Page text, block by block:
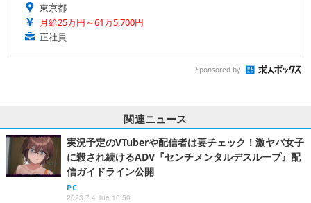
東京都
月給25万円～61万5,700円
正社員
Sponsored by
関連ニュース
実況予定のVTuberや配信者は要チェック！激ヤバ女子
に殺され続けるADV『センチメンタルデスループ』配
信ガイドライン公開
PC
2023.7.4 Tue 10:50